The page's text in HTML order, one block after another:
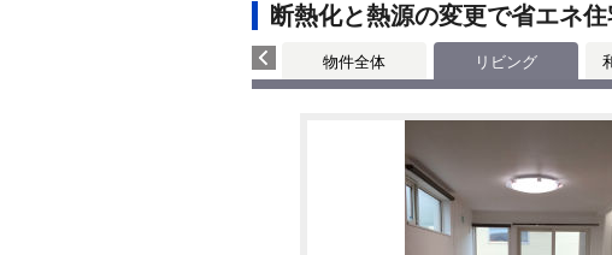
断熱化と熱源の変更で省エネ
物件全体 リビング